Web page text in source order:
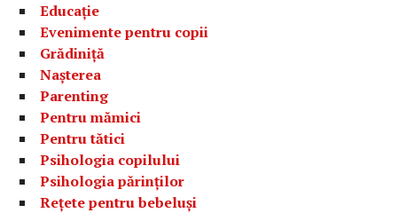
Educație
Evenimente pentru copii
Grădiniță
Nașterea
Parenting
Pentru mămici
Pentru tătici
Psihologia copilului
Psihologia părinților
Rețete pentru bebeluși